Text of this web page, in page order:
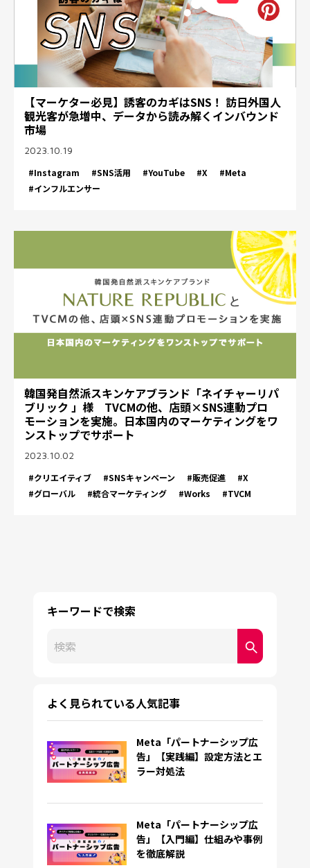
【マーケター必見】誘客のカギはSNS！ 訪日外国人
観光客が急増中、データから読み解くインバウンド
市場
2023.10.19
#Instagram
#SNS活用 #YouTube #X
#Meta
#インフルエンサー
韓国発自然派スキンケアブランド「ネイチャーリパ
ブリック 」様 TVCMの他、店頭×SNS連動プロ
モーションを実施。日本国内のマーケティングをワ
ンストップでサポート
2023.10.02
#クリエイティブ
#SNSキャンペーン #販売促進
#X
#グローバル
#統合マーケティング #Works #TVCM
キーワードで検索
これは、自動候補機能付きの検索フィールドです。
よく見られている人気記事
Meta「パートナーシップ広
告」【実践編】設定方法とエ
ラー対処法
Meta「パートナーシップ広
告」【入門編】仕組みや事例
を徹底解説